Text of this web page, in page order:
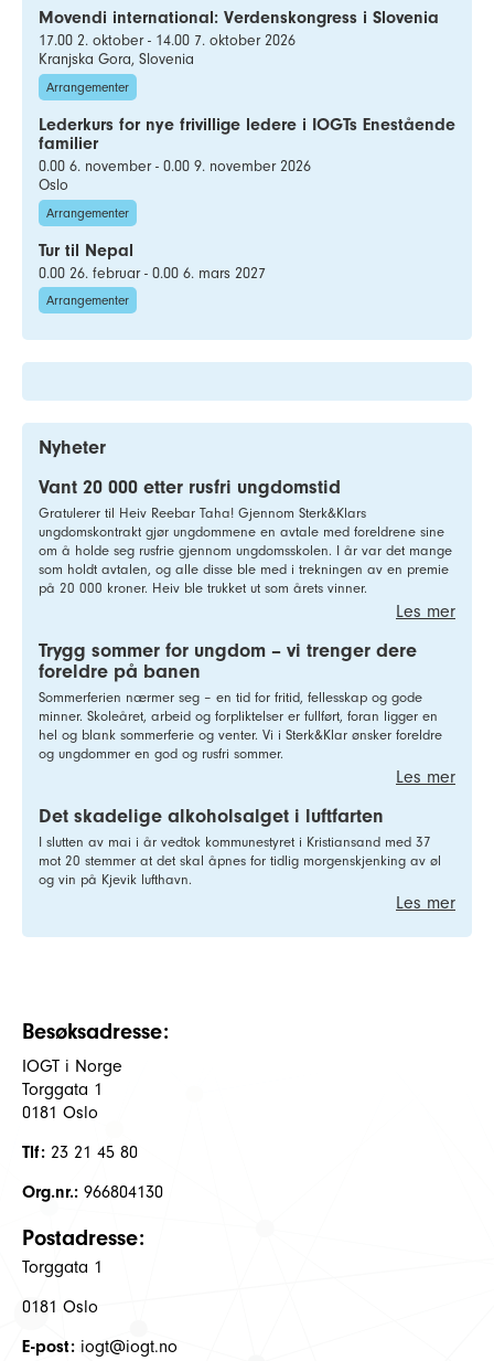
Movendi international: Verdenskongress i Slovenia
17.00 2. oktober - 14.00 7. oktober 2026
Kranjska Gora, Slovenia
Arrangementer
Lederkurs for nye frivillige ledere i IOGTs Enestående
familier
0.00 6. november - 0.00 9. november 2026
Oslo
Arrangementer
Tur til Nepal
0.00 26. februar - 0.00 6. mars 2027
Arrangementer
Nyheter
Vant 20 000 etter rusfri ungdomstid
Gratulerer til Heiv Reebar Taha! Gjennom Sterk&Klars
ungdomskontrakt gjør ungdommene en avtale med foreldrene sine
om å holde seg rusfrie gjennom ungdomsskolen. I år var det mange
som holdt avtalen, og alle disse ble med i trekningen av en premie
på 20 000 kroner. Heiv ble trukket ut som årets vinner.
Les mer
Trygg sommer for ungdom – vi trenger dere
foreldre på banen
Sommerferien nærmer seg – en tid for fritid, fellesskap og gode
minner. Skoleåret, arbeid og forpliktelser er fullført, foran ligger en
hel og blank sommerferie og venter. Vi i Sterk&Klar ønsker foreldre
og ungdommer en god og rusfri sommer.
Les mer
Det skadelige alkoholsalget i luftfarten
I slutten av mai i år vedtok kommunestyret i Kristiansand med 37
mot 20 stemmer at det skal åpnes for tidlig morgenskjenking av øl
og vin på Kjevik lufthavn.
Les mer
Besøksadresse:
IOGT i Norge
Torggata 1
0181 Oslo
Tlf: 23 21 45 80
Org.nr.: 966804130
Postadresse:
Torggata 1
0181 Oslo
E-post: iogt@iogt.no